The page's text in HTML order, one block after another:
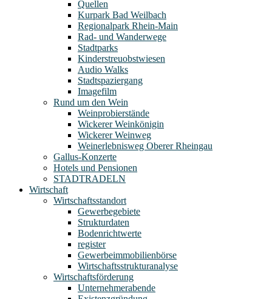
Quellen
Kurpark Bad Weilbach
Regionalpark Rhein-Main
Rad- und Wanderwege
Stadtparks
Kinderstreuobstwiesen
Audio Walks
Stadtspaziergang
Imagefilm
Rund um den Wein
Weinprobierstände
Wickerer Weinkönigin
Wickerer Weinweg
Weinerlebnisweg Oberer Rheingau
Gallus-Konzerte
Hotels und Pensionen
STADTRADELN
Wirtschaft
Wirtschaftsstandort
Gewerbegebiete
Strukturdaten
Bodenrichtwerte
register
Gewerbeimmobilienbörse
Wirtschaftsstrukturanalyse
Wirtschaftsförderung
Unternehmerabende